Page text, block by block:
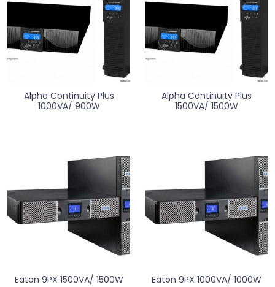
Alpha Continuity Plus
1000VA/ 900W
Alpha Continuity Plus
1500VA/ 1500W
Eaton 9PX 1500VA/ 1500W Eaton 9PX 1000VA/ 1000W